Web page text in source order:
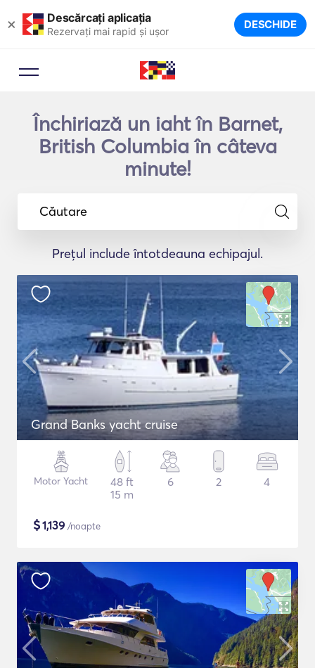
× Descărcați aplicația
Rezervați mai rapid și ușor DESCHIDE
Închiriază un iaht în Barnet,
British Columbia în câteva
minute!
Căutare
Prețul include întotdeauna echipajul.
Grand Banks yacht cruise
Motor Yacht
48 ft
15 m
6 2 4
$1,139 /noapte